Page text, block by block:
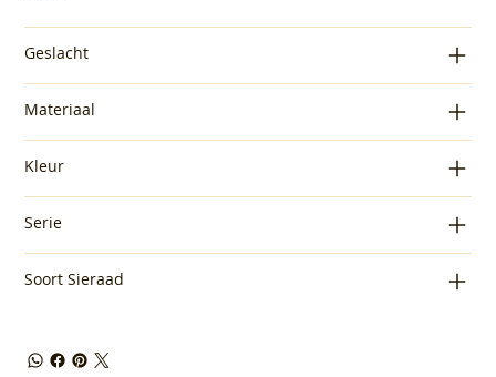
Geslacht
Materiaal
Kleur
Serie
Soort Sieraad